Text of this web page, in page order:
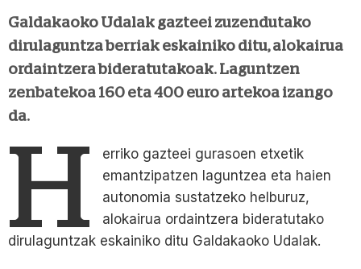
Galdakaoko Udalak gazteei zuzendutako
dirulaguntza berriak eskainiko ditu, alokairua
ordaintzera bideratutakoak. Laguntzen
zenbatekoa 160 eta 400 euro artekoa izango
da.
H
erriko gazteei gurasoen etxetik
emantzipatzen laguntzea eta haien
autonomia sustatzeko helburuz,
alokairua ordaintzera bideratutako
dirulaguntzak eskainiko ditu Galdakaoko Udalak.